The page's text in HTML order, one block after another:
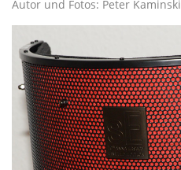
Autor und Fotos: Peter Kaminski